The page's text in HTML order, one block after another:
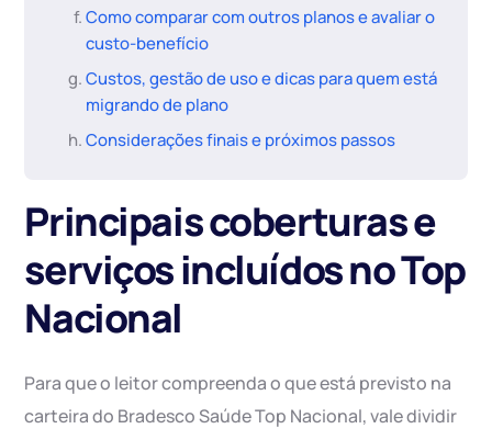
Como comparar com outros planos e avaliar o
custo-benefício
Custos, gestão de uso e dicas para quem está
migrando de plano
Considerações finais e próximos passos
Principais coberturas e
serviços incluídos no Top
Nacional
Para que o leitor compreenda o que está previsto na
carteira do Bradesco Saúde Top Nacional, vale dividir